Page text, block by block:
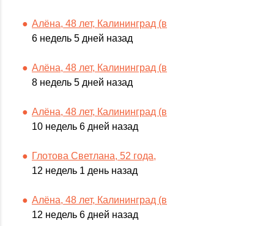
Алёна, 48 лет, Калининград (в
6 недель 5 дней назад
Алёна, 48 лет, Калининград (в
8 недель 5 дней назад
Алёна, 48 лет, Калининград (в
10 недель 6 дней назад
Глотова Светлана, 52 года,
12 недель 1 день назад
Алёна, 48 лет, Калининград (в
12 недель 6 дней назад